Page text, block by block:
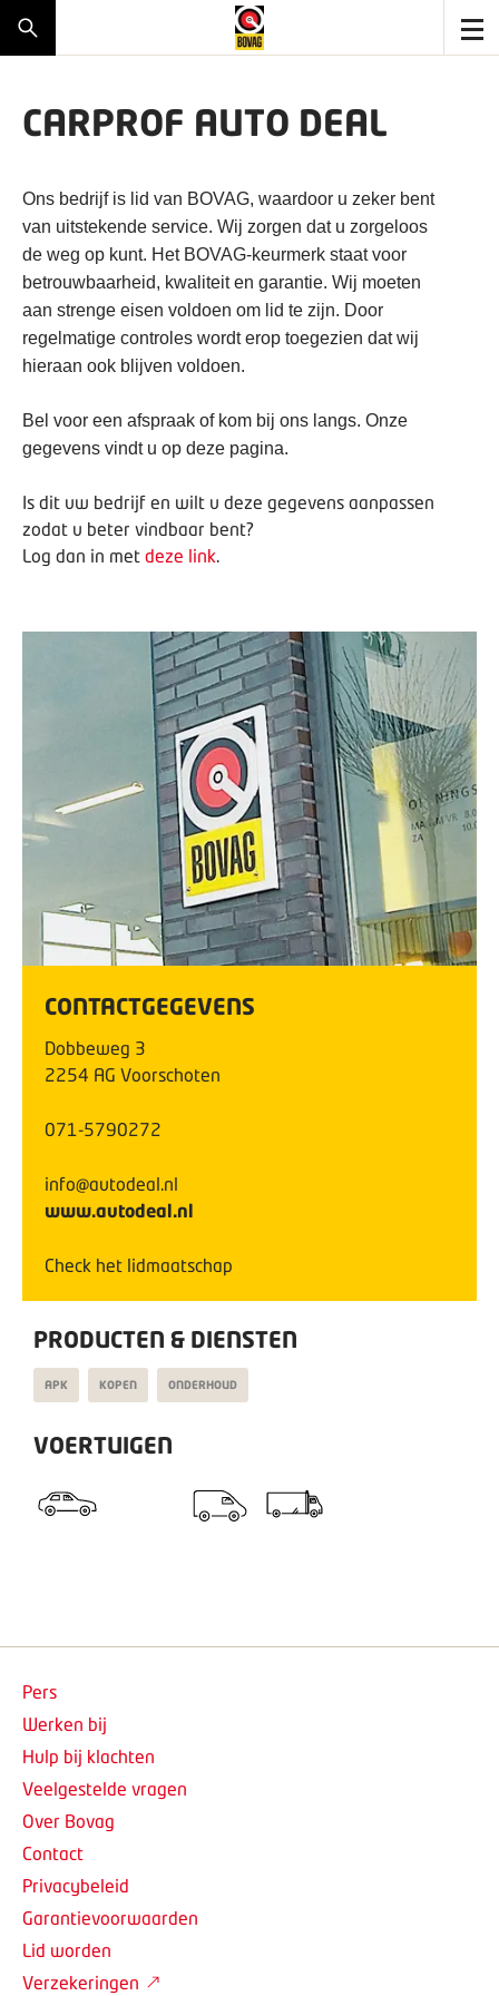
CARPROF AUTO DEAL
Ons bedrijf is lid van BOVAG, waardoor u zeker bent
van uitstekende service. Wij zorgen dat u zorgeloos
de weg op kunt. Het BOVAG-keurmerk staat voor
betrouwbaarheid, kwaliteit en garantie. Wij moeten
aan strenge eisen voldoen om lid te zijn. Door
regelmatige controles wordt erop toegezien dat wij
hieraan ook blijven voldoen.
Bel voor een afspraak of kom bij ons langs. Onze
gegevens vindt u op deze pagina.
Is dit uw bedrijf en wilt u deze gegevens aanpassen
zodat u beter vindbaar bent?
Log dan in met deze link.
CONTACTGEGEVENS
Dobbeweg 3
2254 AG Voorschoten
071-5790272
info@autodeal.nl
www.autodeal.nl
Check het lidmaatschap
PRODUCTEN & DIENSTEN
APK KOPEN ONDERHOUD
VOERTUIGEN
Pers
Werken bij
Hulp bij klachten
Veelgestelde vragen
Over Bovag
Contact
Privacybeleid
Garantievoorwaarden
Lid worden
Verzekeringen